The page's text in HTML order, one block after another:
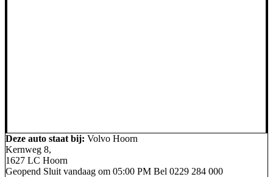
Deze auto staat bij: Volvo Hoorn
Kernweg 8,
1627 LC Hoorn
Geopend Sluit vandaag om 05:00 PM Bel 0229 284 000